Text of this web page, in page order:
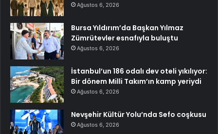
Ağustos 6, 2026
Bursa Yıldırım’da Başkan Yılmaz
Zümrütevler esnafıyla buluştu
Ağustos 6, 2026
İstanbul’un 186 odalı dev oteli yıkılıyor:
Bir dönem Milli Takım’ın kamp yeriydi
Ağustos 6, 2026
Nevşehir Kültür Yolu’nda Sefo coşkusu
Ağustos 6, 2026